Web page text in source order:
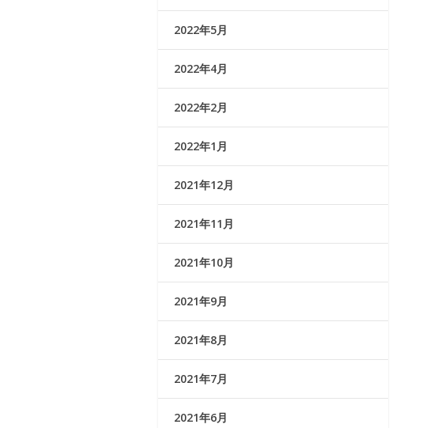
2022年5月
2022年4月
2022年2月
2022年1月
2021年12月
2021年11月
2021年10月
2021年9月
2021年8月
2021年7月
2021年6月